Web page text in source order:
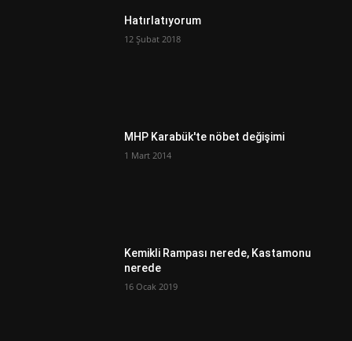
Hatırlatıyorum
12 Şubat 2018
MHP Karabük'te nöbet değişimi
1 Mart 2014
Kemikli Rampası nerede, Kastamonu
nerede
16 Ocak 2019